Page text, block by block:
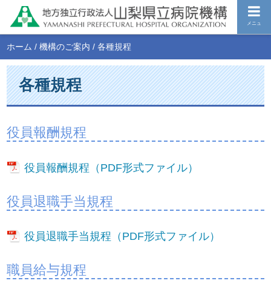
メニュ
ホーム /機構のご案内 /各種規程
各種規程
役員報酬規程
役員報酬規程（PDF形式ファイル）
役員退職手当規程
役員退職手当規程（PDF形式ファイル）
職員給与規程